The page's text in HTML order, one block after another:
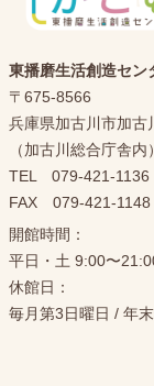
東播磨生活創造セン
〒675-8566
兵庫県加古川市加古
（加古川総合庁舎内）
TEL 079-421-1136
FAX 079-421-1148
開館時間：
平日・土 9:00〜
休館日：
毎月第3日曜日 / 年